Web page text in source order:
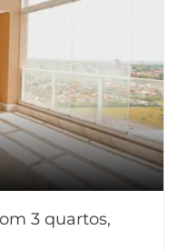
3 quartos,